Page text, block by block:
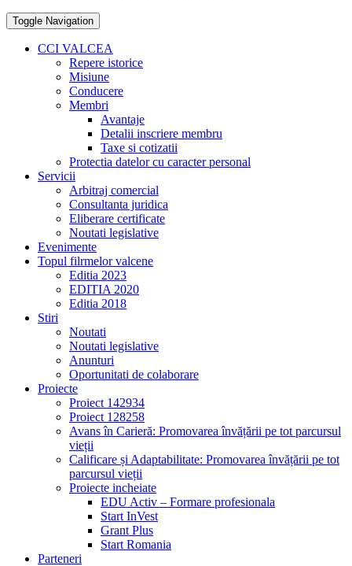
Toggle Navigation
CCI VALCEA
Repere istorice
Misiune
Conducere
Membri
Avantaje
Detalii inscriere membru
Taxe si cotizatii
Protectia datelor cu caracter personal
Servicii
Arbitraj comercial
Consultanta juridica
Eliberare certificate
Noutati legislative
Evenimente
Topul filrmelor valcene
Editia 2023
EDITIA 2020
Editia 2018
Stiri
Noutati
Noutati legislative
Anunturi
Oportunitati de colaborare
Proiecte
Proiect 142934
Proiect 128258
Avans în Carieră: Promovarea învățării pe tot parcursul
vieții
Calificare și Adaptabilitate: Promovarea învățării pe tot
parcursul vieții
Proiecte incheiate
EDU Activ – Formare profesionala
Start InVest
Grant Plus
Start Romania
Parteneri